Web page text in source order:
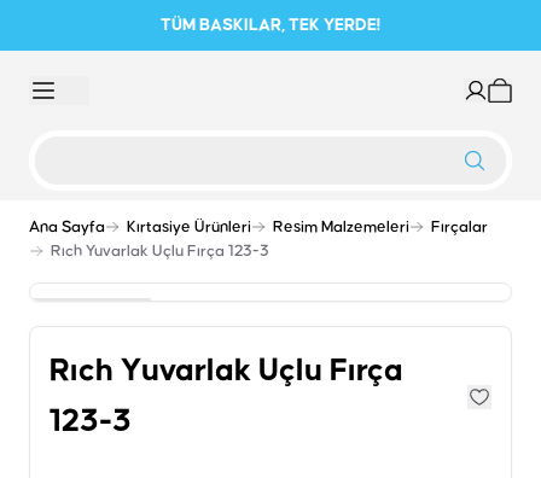
TÜM BASKILAR, TEK YERDE!
Ana Sayfa Kırtasiye Ürünleri Resim Malzemeleri
Fırçalar
Rıch Yuvarlak Uçlu Fırça 123-3
Rıch Yuvarlak Uçlu Fırça
123-3